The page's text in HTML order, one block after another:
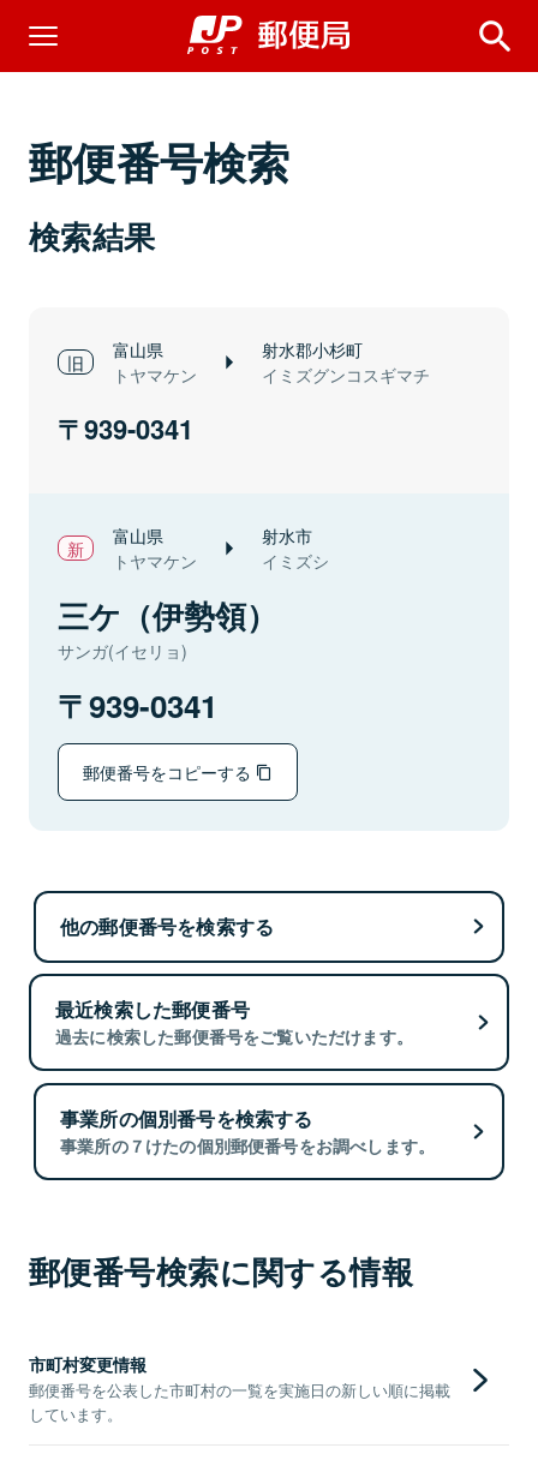
郵便番号検索
検索結果
富山県
トヤマケン
射水郡小杉町
イミズグンコスギマチ
939-0341
富山県
トヤマケン
射水市
イミズシ
三ケ（伊勢領）
サンガ(イセリョ)
939-0341
郵便番号をコピーする
他の郵便番号を検索する
最近検索した郵便番号
過去に検索した郵便番号をご覧いただけます。
事業所の個別番号を検索する
事業所の７けたの個別郵便番号をお調べします。
郵便番号検索に関する情報
市町村変更情報
郵便番号を公表した市町村の一覧を実施日の新しい順に掲載
しています。